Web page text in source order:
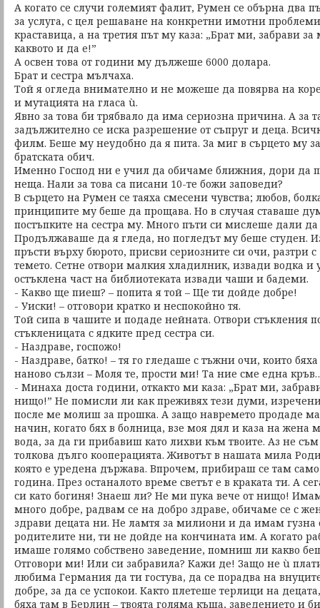
А когато се случи големият фалит, Румен се обърна два
за услуга, с цел решаване на конкретни имотни проблеми,
краставица, а на третия път му каза: „Брат ми, забрави
каквото и да е!”
А освен това от години му дължеше 6000 долара.
Брат и сестра мълчаха.
Той я огледа внимателно и не можеше да повярва на
и мутацията на гласа ù.
Явно за това би трябвало да има сериозна причина. А за
задължително се иска разрешение от съпруг и деца.
филм. Беше му неудобно да я пита. За миг в сърцето му
братската обич.
Именно Господ ни е учил да обичаме ближния, дори да
неща. Нали за това са писани 10-те божи заповеди?
В сърцето на Румен се таяха смесени чувства; любов,
принципите му беше да прощава. Но в случая ставаше
постъпките на сестра му. Много пъти си мислеше дали
Продължаваше да я гледа, но погледът му беше студен.
пръсти върху бюрото, присви сериозните си очи, разтри
темето. Сетне отвори малкия хладилник, извади водка и
остъклена част на библиотеката извади чаши и бадеми.
- Какво ще пиеш? – попита я той – Ще ти дойде добре!
- Уиски! – отговори кратко и неспокойно тя.
Той сипа в чашите и подаде нейната. Отвори стъкления
стъкленицата с ядките пред сестра си.
- Наздраве, госпожо!
- Наздраве, батко! – тя го гледаше с тъжни очи, които
наново сълзи – Моля те, прости ми! Та ние сме една
- Минаха доста години, откакто ми каза: „Брат ми,
нищо!” Не помисли ли как преживях тези думи,
после ме молиш за прошка. А защо навремето продаде
начин, когато бях в болница, взе моя дял и каза на жена
вода, за да ги прибавиш като лихви към твоите. Аз не
толкова дълго кооперацията. Животът в нашата мила
която е уредена държава. Впрочем, прибираш се там
година. През останалото време светът е в краката ти. А
си като богиня! Знаеш ли? Не ми пука вече от нищо!
много добре, радвам се на добро здраве, обичаме се с
здрави децата ни. Не ламтя за милиони и да имам гузна
родителите ни, ти не дойде на кончината им. А когато
имаше голямо собствено заведение, помниш ли какво
Отговори ми! Или си забравила? Кажи де! Защо не ù
любима Германия да ти гостува, да се порадва на
добре, за да се успокои. Както плетеше терлици на
бяха там в Берлин – твоята голяма къща, заведението и